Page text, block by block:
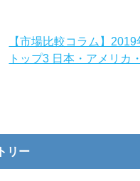
【市場比較コラム】
トップ3 日本・アメリカ
リー